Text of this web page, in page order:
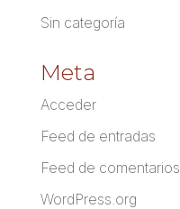
Sin categoría
Meta
Acceder
Feed de entradas
Feed de comentarios
WordPress.org